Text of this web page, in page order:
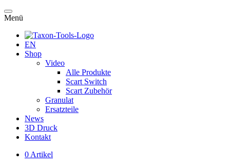
Menü
EN
Shop
Video
Alle Produkte
Scart Switch
Scart Zubehör
Granulat
Ersatzteile
News
3D Druck
Kontakt
0 Artikel